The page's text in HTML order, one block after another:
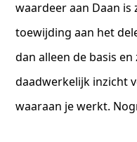
waardeer aan Daan
toewijding aan het
dan alleen de basis
daadwerkelijk inzicht
waaraan je werkt.